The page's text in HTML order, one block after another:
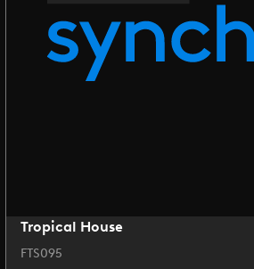
Tropical House
FTS095